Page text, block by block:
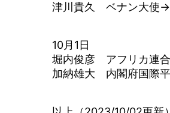
津川貴久 ベナン大使→
10月1日
堀内俊彦 アフリカ連
加納雄大 内閣府国際